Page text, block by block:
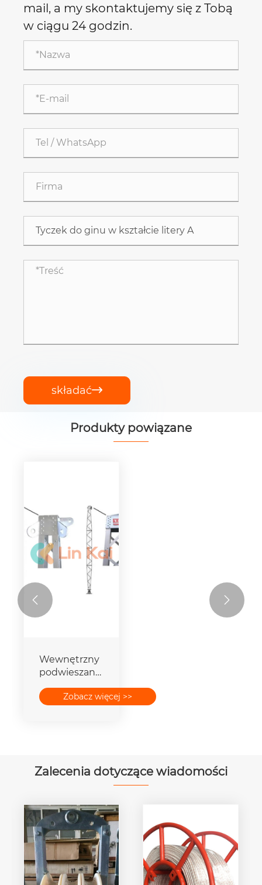
mail, a my skontaktujemy się z Tobą
w ciągu 24 godzin.
składać
Produkty powiązane
Wewnętrzny
podwieszany
ginu
Zobacz więcej >>
 
Zalecenia dotyczące wiadomości